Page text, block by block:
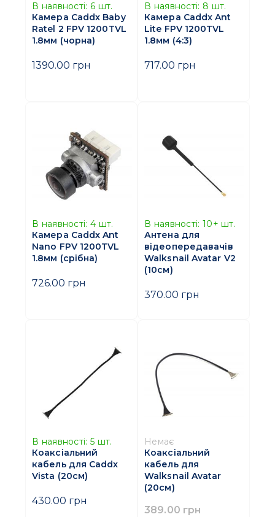
В наявності: 6 шт.
Камера Caddx Baby
Ratel 2 FPV 1200TVL
1.8мм (чорна)
1390.00 грн
В наявності: 8 шт.
Камера Caddx Ant
Lite FPV 1200TVL
1.8мм (4:3)
717.00 грн
В наявності: 4 шт.
Камера Caddx Ant
Nano FPV 1200TVL
1.8мм (срібна)
726.00 грн
В наявності: 10+ шт.
Антена для
відеопередавачів
Walksnail Avatar V2
(10см)
370.00 грн
В наявності: 5 шт.
Коаксіальний
кабель для Caddx
Vista (20см)
430.00 грн
Немає
Коаксіальний
кабель для
Walksnail Avatar
(20см)
389.00 грн